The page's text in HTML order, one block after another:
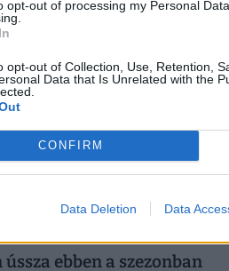
opt-out of processing my Personal
opt-out of Collection, Use, Retention,
Data that Is Unrelated with the
CONFIRM
Data Deletion Data
több százan sodródtak
botrány miatt, amely játékosok,
a vádak, több év
csalás és sikkasztás miatt
ebben a szezonban